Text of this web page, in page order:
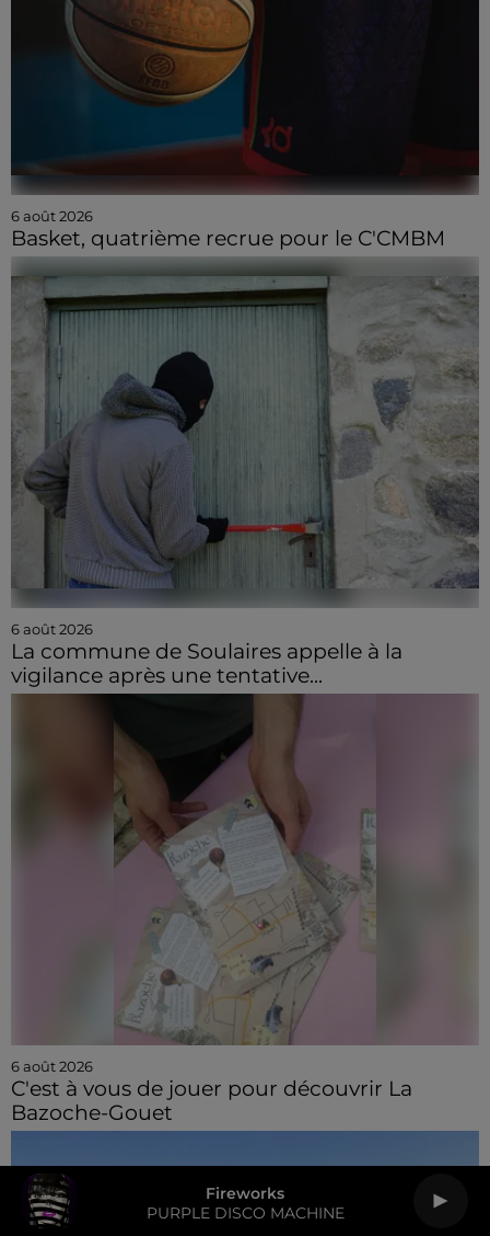
Fireworks
PURPLE DISCO MACHINE
6 août 2026
Basket, quatrième recrue pour le C'CMBM
6 août 2026
La commune de Soulaires appelle à la
vigilance après une tentative...
6 août 2026
C'est à vous de jouer pour découvrir La
Bazoche-Gouet